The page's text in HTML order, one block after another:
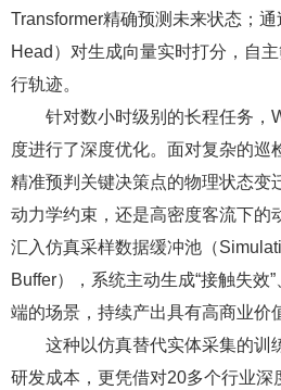
Transformer精确预测未来状态；
Head）对生成向量实时打分，自
行轨迹。
针对数小时级别的长程任务，
度进行了深度优化。面对复杂的巡
精准预判关键决策点的物理状态
动力学约束，还是高密度客流下的
汇入仿真采样数据缓冲池（
Buffer），系统主动生成“接触失效
端的场景，持续产出具有高商业价
这种以仿真替代实体采集的训
研发成本，更凭借对20多个行业深